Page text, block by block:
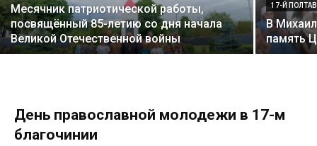
Месячник патриотической работы,
посвящённый 85-летию со дня начала
Великой Отечественной войны
17-Й
В
память
День православной молодежи в 17-м
благочинии